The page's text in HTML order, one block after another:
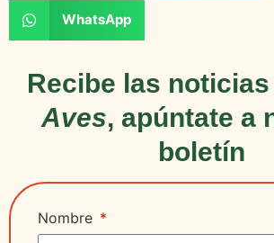
WhatsApp
Recibe las noticias
Aves, apúntate a
boletín
Nombre